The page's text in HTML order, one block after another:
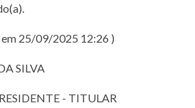
25/09/2025 12:26 )
SILVA
- TITULAR